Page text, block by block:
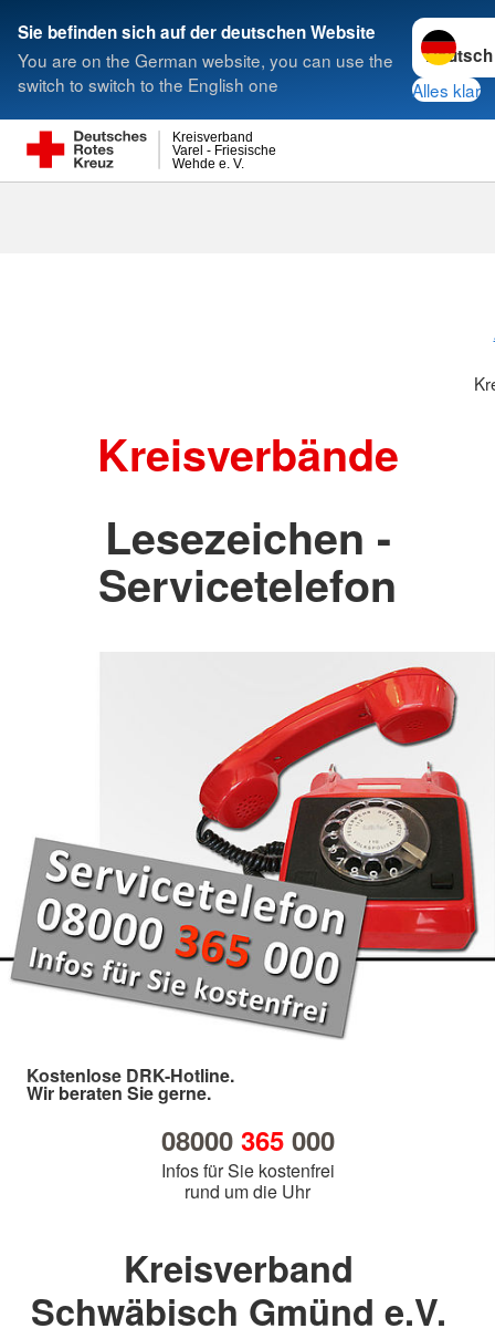
Sie befinden sich auf der deutschen Website
You are on the German website, you can use the
switch to switch to the English one
Sprache
Alles klar
Wehde e. V.
Varel - Friesische
Kreisverband
Suche
Kreisverbände
Lesezeichen -
Servicetelefon
Kostenlose DRK-Hotline.
Wir beraten Sie gerne.
08000 365000
Infos für Sie kostenfrei
rund um die Uhr
Kreisverband
Schwäbisch Gmünd e.V.